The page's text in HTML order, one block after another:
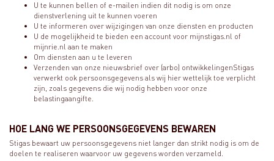
U te kunnen bellen of e-mailen indien dit nodig is om onze
dienstverlening uit te kunnen voeren
U te informeren over wijzigingen van onze diensten en producten
U de mogelijkheid te bieden een account voor mijnstigas.nl of
mijnrie.nl aan te maken
Om diensten aan u te leveren
Verzenden van onze nieuwsbrief over (arbo) ontwikkelingenStigas
verwerkt ook persoonsgegevens als wij hier wettelijk toe verplicht
zijn, zoals gegevens die wij nodig hebben voor onze
belastingaangifte.
HOE LANG WE PERSOONSGEGEVENS BEWAREN
Stigas bewaart uw persoonsgegevens niet langer dan strikt nodig is om de
doelen te realiseren waarvoor uw gegevens worden verzameld.